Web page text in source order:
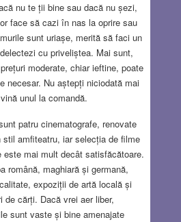
nu te ții bine sau dacă nu șezi,
face să cazi în nas la oprire sau
sunt uriașe, merită să faci un
cu priveliștea. Mai sunt,
moderate, chiar ieftine, poate
necesar. Nu aștepți niciodată mai
unul la comandă.
patru cinematografe, renovate
amfiteatru, iar selecția de filme
este mai mult decât satisfăcătoare.
română, maghiară și germană,
expoziții de artă locală și
de cărți. Dacă vrei aer liber,
sunt vaste și bine amenajate